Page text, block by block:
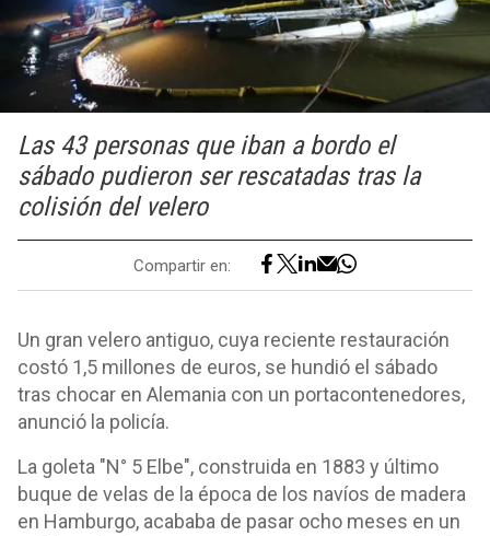
Las 43 personas que iban a bordo el
sábado pudieron ser rescatadas tras la
colisión del velero
Compartir en:
Un gran velero antiguo, cuya reciente restauración
costó 1,5 millones de euros, se hundió el sábado
tras chocar en Alemania con un portacontenedores,
anunció la policía.
La goleta "N° 5 Elbe", construida en 1883 y último
buque de velas de la época de los navíos de madera
en Hamburgo, acababa de pasar ocho meses en un